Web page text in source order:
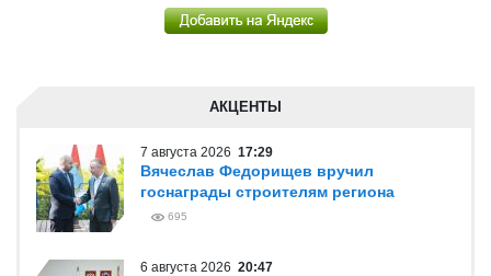
АКЦЕНТЫ
7 августа 2026 17:29
Вячеслав Федорищев вручил
госнаграды строителям региона
695
6 августа 2026 20:47